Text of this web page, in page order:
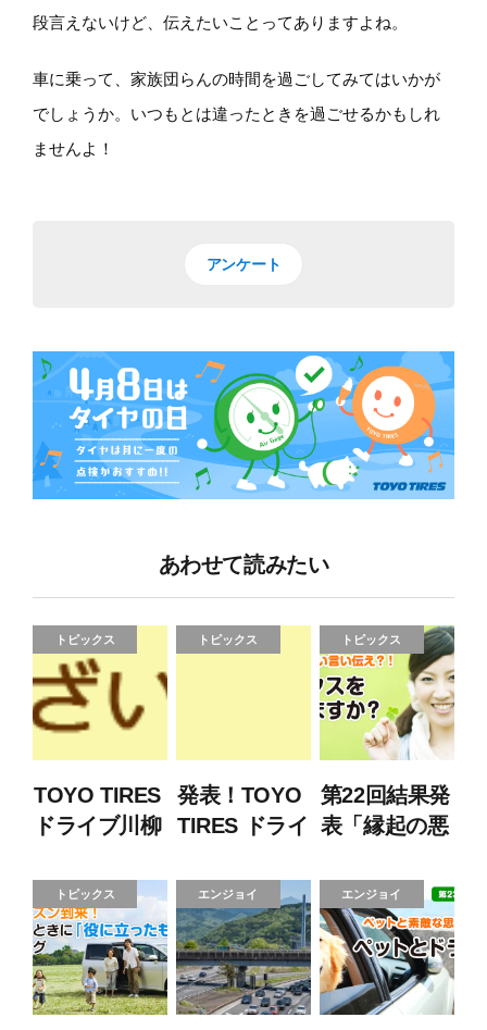
段言えないけど、伝えたいことってありますよね。
車に乗って、家族団らんの時間を過ごしてみてはいかが
でしょうか。いつもとは違ったときを過ごせるかもしれ
ませんよ！
アンケート
あわせて読みたい
トピックス
TOYO TIRES
ドライブ川柳
紹介したい！
秀作25選
トピックス
発表！TOYO
TIRES ドライ
トピックス
第22回結果発
表「縁起の悪
“ジンクス
を信じます
か？”」
トピックス エンジョイ エンジョイ